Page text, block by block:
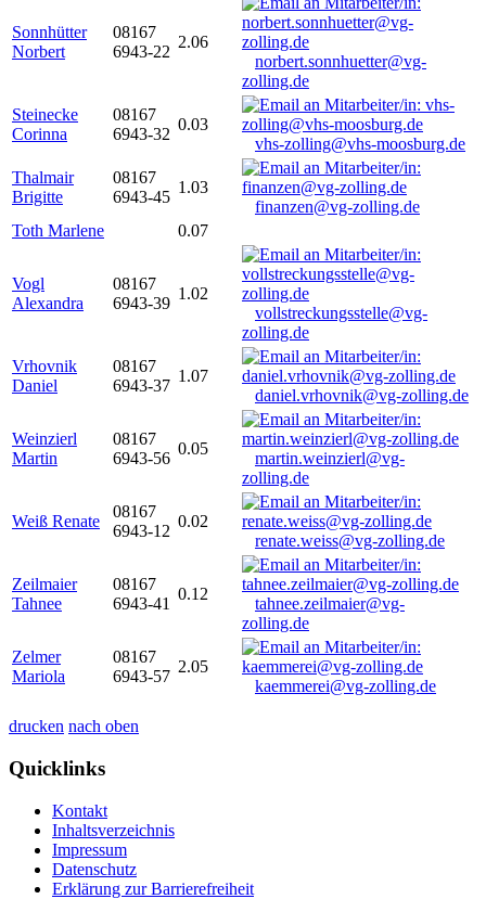
Sonnhütter
Norbert
08167
6943-22
2.06
norbert.sonnhuetter@vg-
zolling.de
Steinecke
Corinna
08167
6943-32
0.03
vhs-zolling@vhs-moosburg.de
Thalmair
Brigitte
08167
6943-45
1.03
finanzen@vg-zolling.de
Toth Marlene
0.07
Vogl
Alexandra
08167
6943-39
1.02
vollstreckungsstelle@vg-
zolling.de
Vrhovnik
Daniel
08167
6943-37
1.07
daniel.vrhovnik@vg-zolling.de
Weinzierl
Martin
08167
6943-56
0.05
martin.weinzierl@vg-
zolling.de
Weiß Renate
08167
6943-12
0.02
renate.weiss@vg-zolling.de
Zeilmaier
Tahnee
08167
6943-41
0.12
tahnee.zeilmaier@vg-
zolling.de
Zelmer
Mariola
08167
6943-57
2.05
kaemmerei@vg-zolling.de
drucken nach oben
Quicklinks
Kontakt
Inhaltsverzeichnis
Impressum
Datenschutz
Erklärung zur Barrierefreiheit